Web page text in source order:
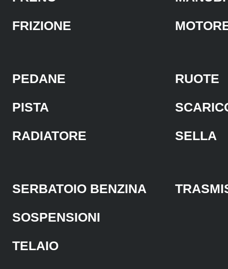
FRIZIONE
PEDANE
PISTA
RADIATORE
RUOTE
SELLA
SERBATOIO BENZINA
SOSPENSIONI
TELAIO